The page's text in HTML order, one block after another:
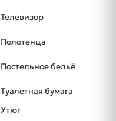
Телевизор
Полотенца
Постельное бельё
Туалетная бумага
Утюг